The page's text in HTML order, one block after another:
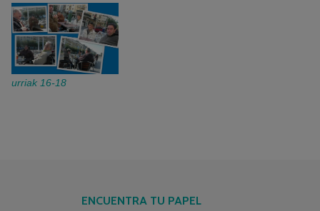
urriak 16-18
ENCUENTRA TU PAPEL